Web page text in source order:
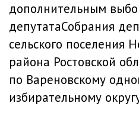
дополнительным
депутатаСобрания
сельского поселения
района Ростовской
по Вареновскому
избирательному